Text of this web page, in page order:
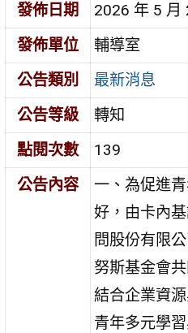
發佈日期
2026 年 5 月
發佈單位
輔導室
公告類別
最新消息
公告等級
轉知
點閱次數
139
公告內容
一、為促進
好，由卡內
問股份有限
努斯基金會
結合企業資
青年多元學